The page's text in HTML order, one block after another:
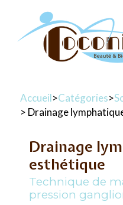
Accueil>Catégories>
> Drainage
Drainage
esthétique
Technique de
pression